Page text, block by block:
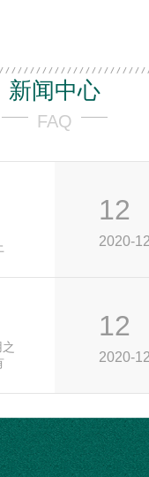
新闻中心
FAQ
12
2020-12
12
2020-12